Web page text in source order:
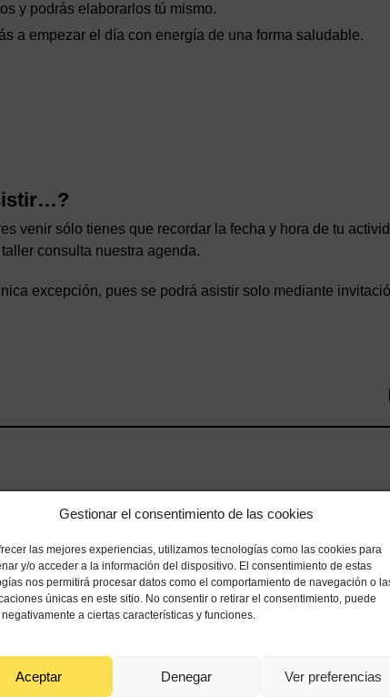
Gestionar el consentimiento de las cookies
las mejores experiencias, utilizamos tecnologías como las cookies para
y/o acceder a la información del dispositivo. El consentimiento de estas
nos permitirá procesar datos como el comportamiento de navegación o
únicas en este sitio. No consentir o retirar el consentimiento, puede
a ciertas características y funciones.
Aceptar Denegar Ver preferencias
y podrás elaborarlos tú mismo.
a empezar el día con energía de una forma saludable.
venir sólo tienes que recordar la fecha y hora de tu
consulta nuestra agenda.
excepción, pues se podrá asistir solo mediante
relacionadas